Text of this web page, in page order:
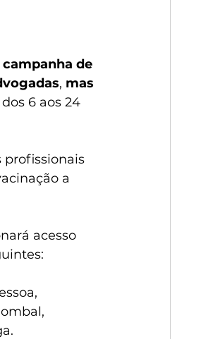
campanha de
, mas
6 aos 24
profissionais
a
acesso